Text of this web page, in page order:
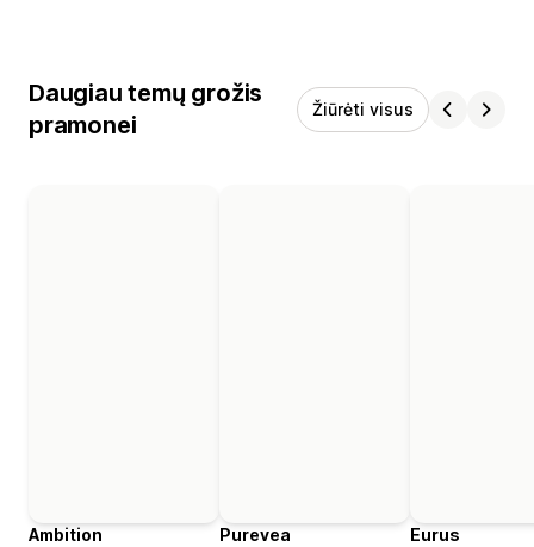
Daugiau temų grožis
pramonei
Žiūrėti visus
Ambition
Purevea
Eurus